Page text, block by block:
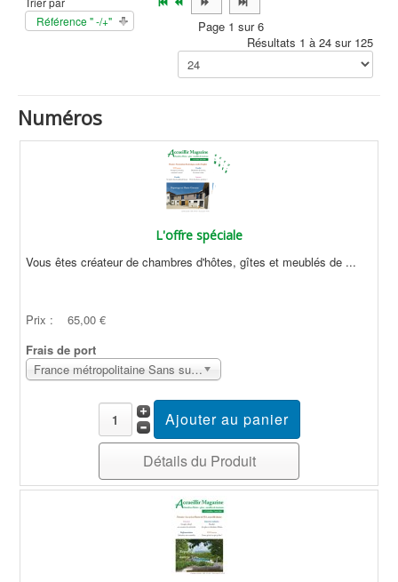
Référence " -/+"
Page 1 sur 6
Résultats 1 à 24 sur 125
Numéros
L'offre spéciale
Vous êtes créateur de chambres d'hôtes, gîtes et meublés de ...
Prix :
65,00 €
Frais de port
France métropolitaine Sans surcoût
Détails du Produit